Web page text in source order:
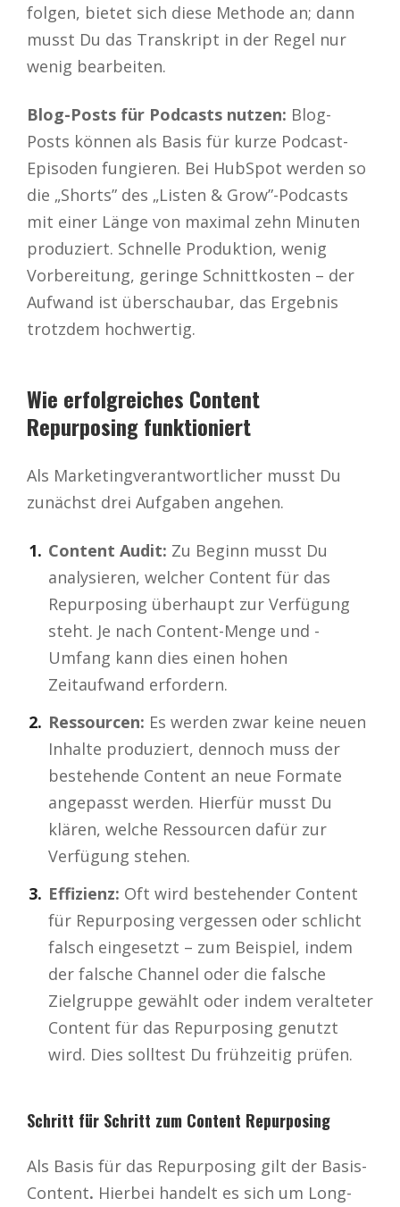
folgen, bietet sich diese Methode an; dann
musst Du das Transkript in der Regel nur
wenig bearbeiten.
Blog-Posts für Podcasts nutzen: Blog-
Posts können als Basis für kurze Podcast-
Episoden fungieren. Bei HubSpot werden so
die „Shorts” des „Listen & Grow”-Podcasts
mit einer Länge von maximal zehn Minuten
produziert. Schnelle Produktion, wenig
Vorbereitung, geringe Schnittkosten – der
Aufwand ist überschaubar, das Ergebnis
trotzdem hochwertig.
Wie erfolgreiches Content
Repurposing funktioniert
Als Marketingverantwortlicher musst Du
zunächst drei Aufgaben angehen.
Content Audit: Zu Beginn musst Du
analysieren, welcher Content für das
Repurposing überhaupt zur Verfügung
steht. Je nach Content-Menge und -
Umfang kann dies einen hohen
Zeitaufwand erfordern.
Ressourcen: Es werden zwar keine neuen
Inhalte produziert, dennoch muss der
bestehende Content an neue Formate
angepasst werden. Hierfür musst Du
klären, welche Ressourcen dafür zur
Verfügung stehen.
Effizienz: Oft wird bestehender Content
für Repurposing vergessen oder schlicht
falsch eingesetzt – zum Beispiel, indem
der falsche Channel oder die falsche
Zielgruppe gewählt oder indem veralteter
Content für das Repurposing genutzt
wird. Dies solltest Du frühzeitig prüfen.
Schritt für Schritt zum Content Repurposing
Als Basis für das Repurposing gilt der Basis-
Content. Hierbei handelt es sich um Long-